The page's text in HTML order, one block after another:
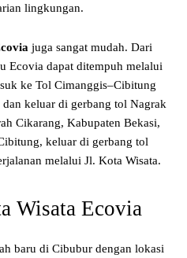
lingkungan.
juga sangat mudah. Dari
Ecovia dapat ditempuh melalui
ke Tol Cimanggis–Cibitung
keluar di gerbang tol Nagrak
Cikarang, Kabupaten Bekasi,
keluar di gerbang tol
melalui Jl. Kota Wisata.
Wisata Ecovia
baru di Cibubur dengan lokasi